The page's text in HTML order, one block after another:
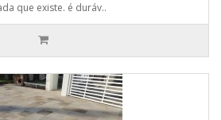
que existe. é duráv..